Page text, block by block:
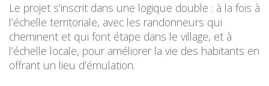
Le projet s’inscrit dans une logique double : à la fois à
l’échelle territoriale, avec les randonneurs qui
cheminent et qui font étape dans le village, et à
l’échelle locale, pour améliorer la vie des habitants en
offrant un lieu d’émulation.